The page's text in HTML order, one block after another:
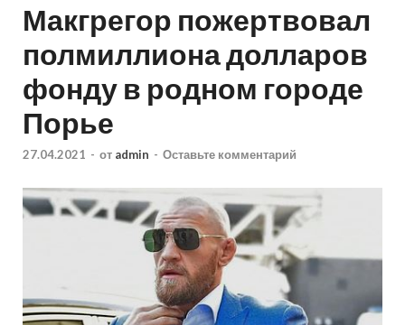
Макгрегор пожертвовал
полмиллиона долларов
фонду в родном городе
Порье
27.04.2021 - от admin - Оставьте комментарий